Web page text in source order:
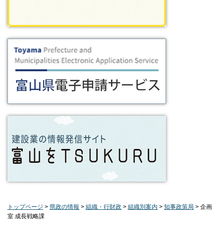
トップページ > 県政の情報 > 組織・行財政 > 組織別案内 > 知事政策局 > 企画
室 成長戦略課